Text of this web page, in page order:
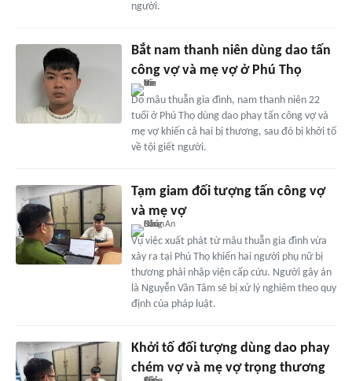
người.
Bắt nam thanh niên dùng dao tấn
công vợ và mẹ vợ ở Phú Thọ
Do mâu thuẫn gia đình, nam thanh niên 22
tuổi ở Phú Thọ dùng dao phay tấn công vợ và
mẹ vợ khiến cả hai bị thương, sau đó bị khởi tố
về tội giết người.
Tạm giam đối tượng tấn công vợ
và mẹ vợ
Vụ việc xuất phát từ mâu thuẫn gia đình vừa
xảy ra tại Phú Thọ khiến hai người phụ nữ bị
thương phải nhập viện cấp cứu. Người gây án
là Nguyễn Văn Tâm sẽ bị xử lý nghiêm theo quy
định của pháp luật.
Khởi tố đối tượng dùng dao phay
chém vợ và mẹ vợ trọng thương